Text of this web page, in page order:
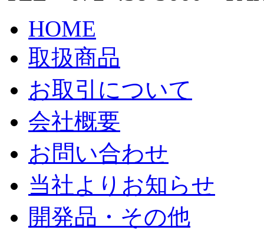
HOME
取扱商品
お取引について
会社概要
お問い合わせ
当社よりお知らせ
開発品・その他